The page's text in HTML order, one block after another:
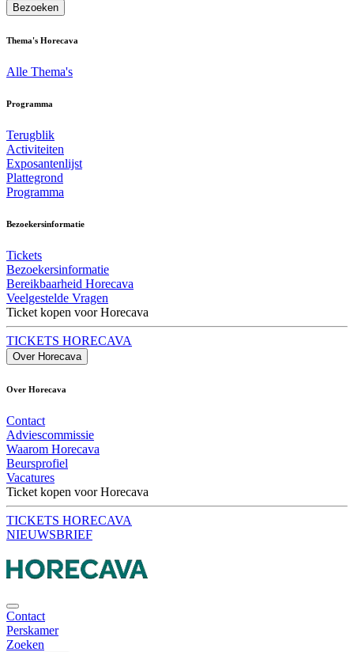
Bezoeken
Thema's Horecava
Alle Thema's
Programma
Terugblik
Activiteiten
Exposantenlijst
Plattegrond
Programma
Bezoekersinformatie
Tickets
Bezoekersinformatie
Bereikbaarheid Horecava
Veelgestelde Vragen
Ticket kopen voor Horecava
TICKETS HORECAVA
Over Horecava
Over Horecava
Contact
Adviescommissie
Waarom Horecava
Beursprofiel
Vacatures
Ticket kopen voor Horecava
TICKETS HORECAVA
NIEUWSBRIEF
Contact
Perskamer
Zoeken